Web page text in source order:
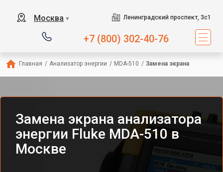
Москва ▼ Ленинградский проспект, 3с1
+7 (800) 302-40-76
Главная / Анализатор энергии / MDA-510 / Замена экрана
Замена экрана анализатора
энергии Fluke MDA-510 в
Москве